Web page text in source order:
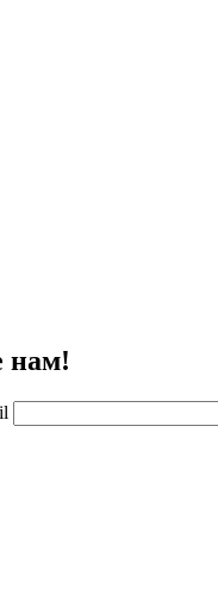
нам!